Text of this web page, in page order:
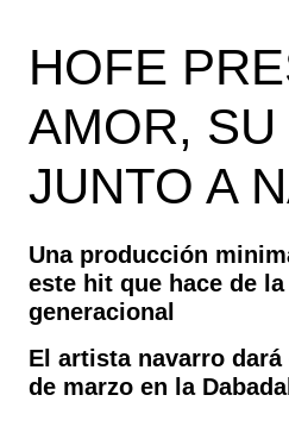
HOFE
AMOR,
JUNTO A
Una producción
este hit que hace de
generacional
El artista navarro
de marzo en la